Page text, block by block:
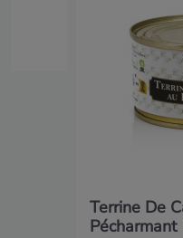
Terrine De